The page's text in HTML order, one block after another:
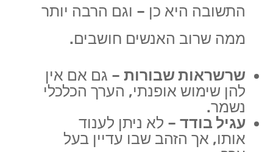
התשובה היא כן – וגם הרבה יותר
ממה שרוב האנשים חושבים.
שרשראות שבורות– גם אם אין
להן שימוש אופנתי, הערך הכלכלי
נשמר.
עגיל בודד– לא ניתן לענוד
אותו, אך הזהב שבו עדיין בעל